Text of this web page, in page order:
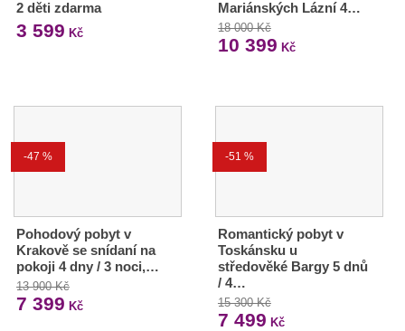
2 děti zdarma
3 599 Kč
Mariánských Lázní 4…
18 000 Kč
10 399 Kč
-47 %
Pohodový pobyt v
Krakově se snídaní na
pokoji 4 dny / 3 noci,…
13 900 Kč
7 399 Kč
-51 %
Romantický pobyt v
Toskánsku u
středověké Bargy 5 dnů
/ 4…
15 300 Kč
7 499 Kč